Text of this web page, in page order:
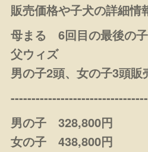
販売価格や子犬の詳細情
母まる 6回目の最後の子
父ウィズ
男の子2頭、女の子3頭販
男の子 328,800円
女の子 438,800円